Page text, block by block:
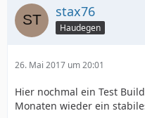
stax76
Haudegen
26. Mai 2017 um 20:01
Hier nochmal ein Test
Monaten wieder ein